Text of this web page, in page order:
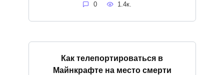
0 1.4к.
Как телепортироваться в
Майнкрафте на место смерти